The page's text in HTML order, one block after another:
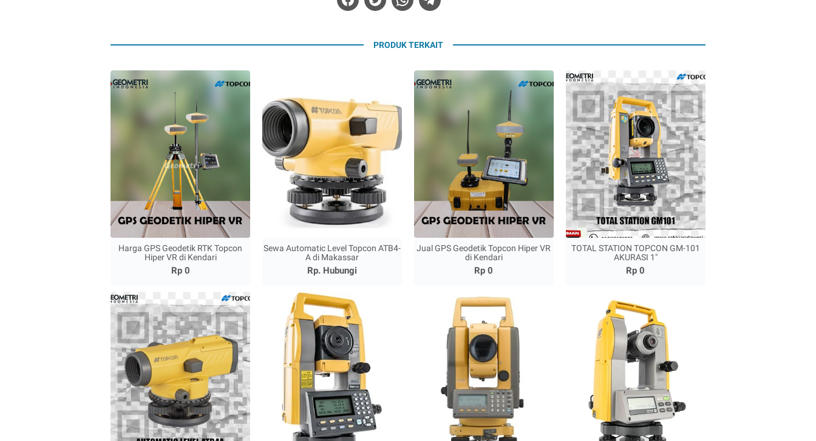
PRODUK TERKAIT
Harga GPS Geodetik RTK Topcon
Hiper VR di Kendari
Rp 0
Sewa Automatic Level Topcon ATB4-
A di Makassar
Rp. Hubungi
Jual GPS Geodetik Topcon Hiper VR
di Kendari
Rp 0
TOTAL STATION TOPCON GM-101
AKURASI 1"
Rp 0